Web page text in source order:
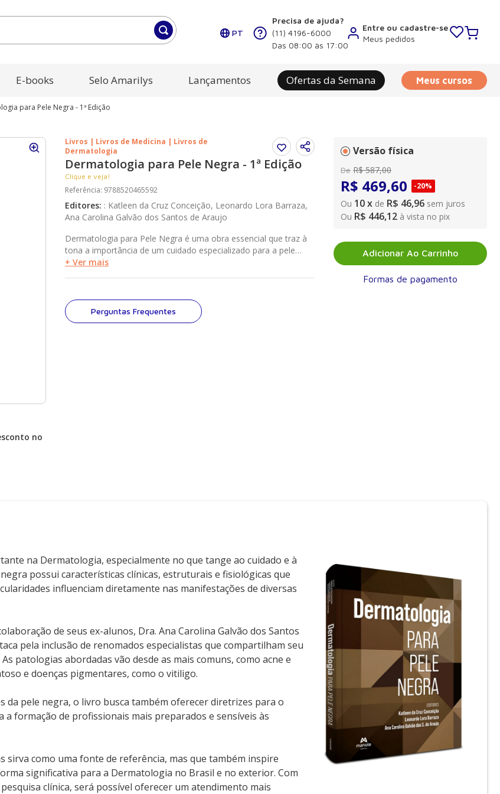
PT
Precisa de ajuda?
(11) 4196-6000
Das 08:00 às 17:00
Entre ou cadastre-se
Meus pedidos
E-books Selo Amarilys Lançamentos Ofertas da Semana Meus cursos
para Pele Negra - 1ª Edição
no
Livros | Livros de Medicina | Livros de
Dermatologia
Dermatologia para Pele Negra - 1ª Edição
Clique e veja!
Referência: 9788520465592
Editores: : Katleen da Cruz Conceição, Leonardo Lora Barraza,
Ana Carolina Galvão dos Santos de Araujo
Dermatologia para Pele Negra é uma obra essencial que traz à
tona a importância de um cuidado especializado para a pele
negra, destacando suas particularidades clínicas, estruturais e
dos Santos de Araujo e Dr. Leonardo Lora Barraza, o livro reúne
o conhecimento de renomados profissionais da dermatologia.
As abordagens vão desde patologias comuns, como acne e
+ Ver mais
Perguntas Frequentes
Versão física
De R$ 587,00
R$ 469,60
Ou 10x de R$ 46,96 sem juros
-20%
Ou R$ 446,12 à vista no pix
Adicionar Ao Carrinho
Formas de pagamento
na Dermatologia, especialmente no que tange ao cuidado e à
possui características clínicas, estruturais e fisiológicas que
influenciam diretamente nas manifestações de diversas
de seus ex-alunos, Dra. Ana Carolina Galvão dos Santos
pela inclusão de renomados especialistas que compartilham seu
patologias abordadas vão desde as mais comuns, como acne e
e doenças pigmentares, como o vitiligo.
da pele negra, o livro busca também oferecer diretrizes para o
formação de profissionais mais preparados e sensíveis às
sirva como uma fonte de referência, mas que também inspire
significativa para a Dermatologia no Brasil e no exterior. Com
clínica, será possível oferecer um atendimento mais